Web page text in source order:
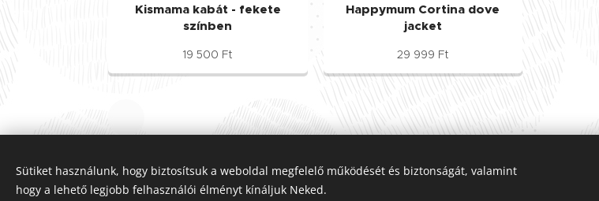
Kismama kabát - fekete
színben
19 500 Ft
Happymum Cortina dove
jacket
29 999 Ft
© 2025 Mom-Basic- Kismamaruha és szaküzlet
Sütiket használunk, hogy biztosítsuk a weboldal megfelelő működését és biztonságát, valamint
hogy a lehető legjobb felhasználói élményt kínáljuk Neked.